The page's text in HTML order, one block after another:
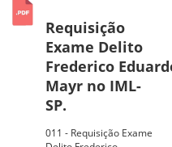
Requisição
Exame Delito
Frederico
Mayr no IML-
SP.
011 - Requisição Exame